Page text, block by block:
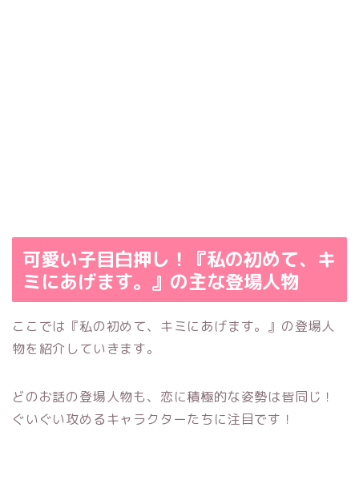
可愛い子目白押し！『私の初めて、キ
ミにあげます。』の主な登場人物
ここでは『私の初めて、キミにあげます。』の登場人
物を紹介していきます。
どのお話の登場人物も、恋に積極的な姿勢は皆同じ！
ぐいぐい攻めるキャラクターたちに注目です！